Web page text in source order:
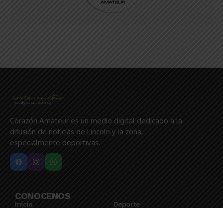
Corazón Amateur es un medio digital dedicado a la
difusión de noticias de Lincoln y la zona,
especialmente deportivas.
CONOCENOS
Inicio Deporte